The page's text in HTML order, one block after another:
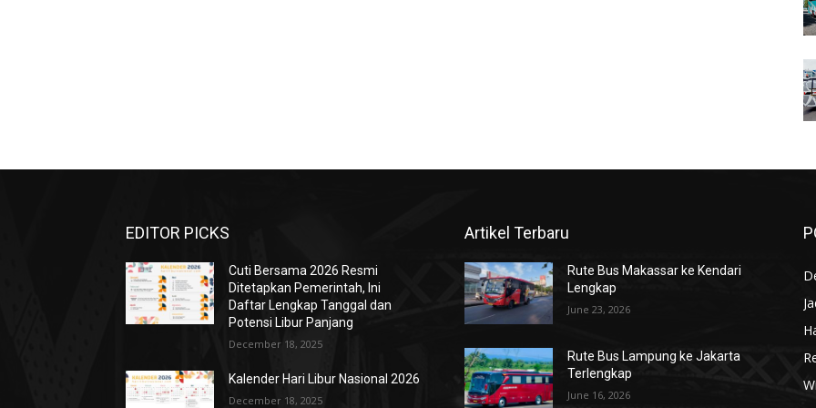
EDITOR PICKS
Cuti Bersama 2026 Resmi
Ditetapkan Pemerintah, Ini
Daftar Lengkap Tanggal dan
Potensi Libur Panjang
December 18, 2025
Kalender Hari Libur Nasional 2026
December 18, 2025
Artikel Terbaru
Rute Bus Makassar ke Kendari
Lengkap
June 23, 2026
Rute Bus Lampung ke Jakarta
Terlengkap
June 16, 2026